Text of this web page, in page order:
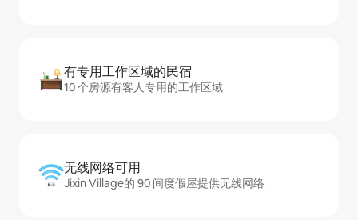
有专用工作区域的民宿
10 个房源有客人专用的工作区域
无线网络可用
Jixin Village的 90 间度假屋提供无线网络